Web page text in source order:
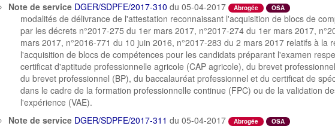
Note de service DGER/SDPFE/2017-310 du 05-04-2017 Abrogée OSA
modalités de délivrance de l'attestation reconnaissant l'acquisition de blocs de
par les décrets n°2017-275 du 1er mars 2017, n°2017-274 du 1er mars 2017,
mars 2017, n°2016-771 du 10 juin 2016, n°2017-283 du 2 mars 2017 relatifs à la
l'acquisition de blocs de compétences pour les candidats préparant l'examen
certificat d'aptitude professionnelle agricole (CAP agricole), du brevet
du brevet professionnel (BP), du baccalauréat professionnel et du certificat de
dans le cadre de la formation professionnelle continue (FPC) ou de la validation
l'expérience (VAE).
Note de service DGER/SDPFE/2017-311 du 05-04-2017 Abrogée OSA